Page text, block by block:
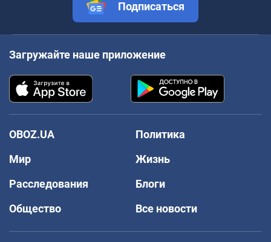
Подписаться
Загружайте наше приложение
OBOZ.UA
Политика
Мир
Жизнь
Расследования
Блоги
Общество
Все новости